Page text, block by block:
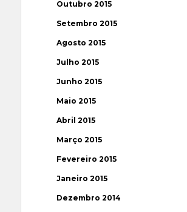
Outubro 2015
Setembro 2015
Agosto 2015
Julho 2015
Junho 2015
Maio 2015
Abril 2015
Março 2015
Fevereiro 2015
Janeiro 2015
Dezembro 2014